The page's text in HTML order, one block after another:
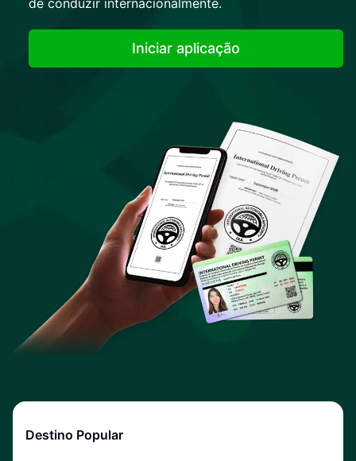
de conduzir internacionalmente.
Iniciar aplicação
Destino Popular